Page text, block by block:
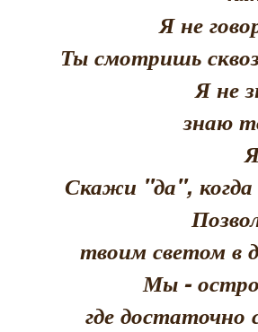
Я не
Ты смотришь
Я не
знаю
Скажи "да",
твоим светом в
Мы -
где достаточно